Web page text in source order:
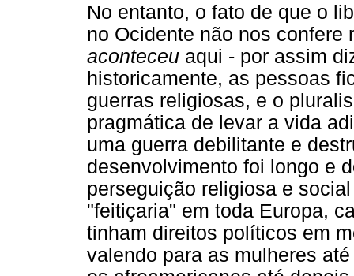
No entanto, o fato de que o
no Ocidente não nos confere
aconteceu aqui - por assim
historicamente, as pessoas
guerras religiosas, e o
pragmática de levar a vida
uma guerra debilitante e
desenvolvimento foi longo e
perseguição religiosa e
"feitiçaria" em toda Europa,
tinham direitos políticos em
valendo para as mulheres